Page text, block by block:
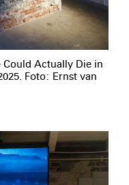
Could Actually Die in
Foto: Ernst van